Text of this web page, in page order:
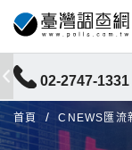
02-2747-1331
首頁 CNEWS匯流